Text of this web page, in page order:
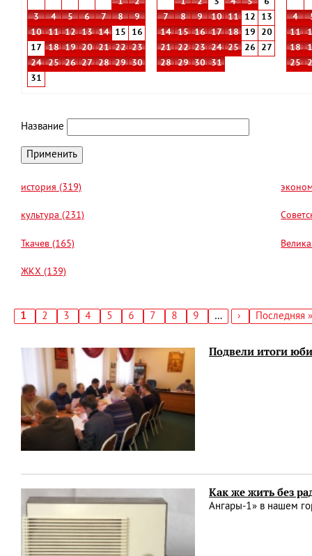
1
2
3
4 5 6 7 8
9
10
11 12 13 14 15
16
17
18 19 20 21 22
23
24
25 26 27 28 29
30
31
1 2 3 4 5
6
7
8 9 10 11 12
13
14
15 16 17 18 19
20
21
22 23 24 25 26
27
28
29 30 31
4
11
18
25
Название
история (319)
культура (231)
Ткачев (165)
ЖКХ (139)
Текущая
1 Страница
2 Страница
3 Страница
4 Страница
5 Страница
6 Страница
7 Страница
8 Страница
9 …
Следующая
›
Последняя
Последняя »
Подвели итоги
Как же жить без
Ангары-1» в нашем